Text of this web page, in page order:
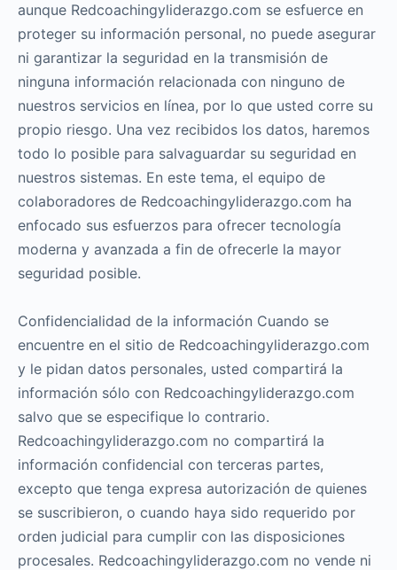
aunque Redcoachingyliderazgo.com se esfuerce en
proteger su información personal, no puede asegurar
ni garantizar la seguridad en la transmisión de
ninguna información relacionada con ninguno de
nuestros servicios en línea, por lo que usted corre su
propio riesgo. Una vez recibidos los datos, haremos
todo lo posible para salvaguardar su seguridad en
nuestros sistemas. En este tema, el equipo de
colaboradores de Redcoachingyliderazgo.com ha
enfocado sus esfuerzos para ofrecer tecnología
moderna y avanzada a fin de ofrecerle la mayor
seguridad posible.
Confidencialidad de la información Cuando se
encuentre en el sitio de Redcoachingyliderazgo.com
y le pidan datos personales, usted compartirá la
información sólo con Redcoachingyliderazgo.com
salvo que se especifique lo contrario.
Redcoachingyliderazgo.com no compartirá la
información confidencial con terceras partes,
excepto que tenga expresa autorización de quienes
se suscribieron, o cuando haya sido requerido por
orden judicial para cumplir con las disposiciones
procesales. Redcoachingyliderazgo.com no vende ni